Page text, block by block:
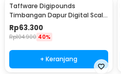
Taffware Digipounds
Timbangan Dapur Digital Scale
Battery 0.1g 2kg - K70a
Rp63.300
Rp104.900 40%
+ Keranjang